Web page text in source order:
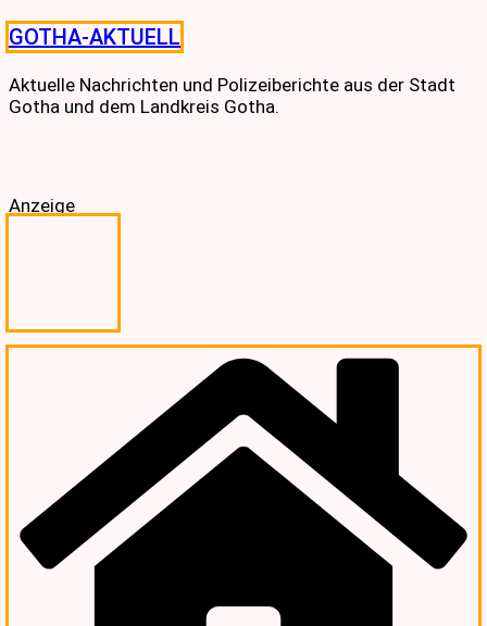
Skip
to
content
GOTHA-AKTUELL
Aktuelle Nachrichten und Polizeiberichte aus der Stadt
Gotha und dem Landkreis Gotha.
Anzeige